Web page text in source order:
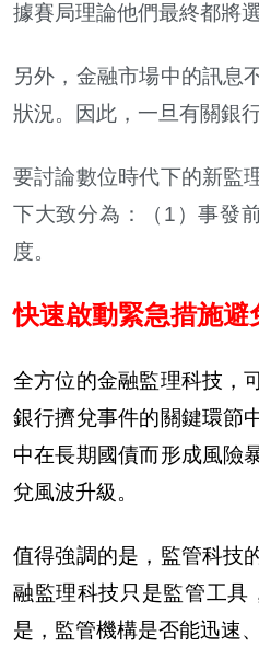
據賽局理論他們最終都將
另外，金融市場中的訊息
狀況。因此，一旦有關銀
要討論數位時代下的新監
下大致分為：（1）事發
度。
快速啟動緊急措施避
全方位的金融監理科技，
銀行擠兌事件的關鍵環節
中在長期國債而形成風險
兌風波升級。
值得強調的是，監管科技
融監理科技只是監管工具
是，監管機構是否能迅速